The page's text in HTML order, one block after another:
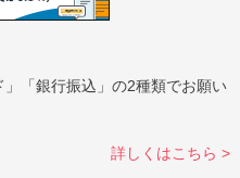
「銀行振込」の2種類でお願い
詳しくはこちら >